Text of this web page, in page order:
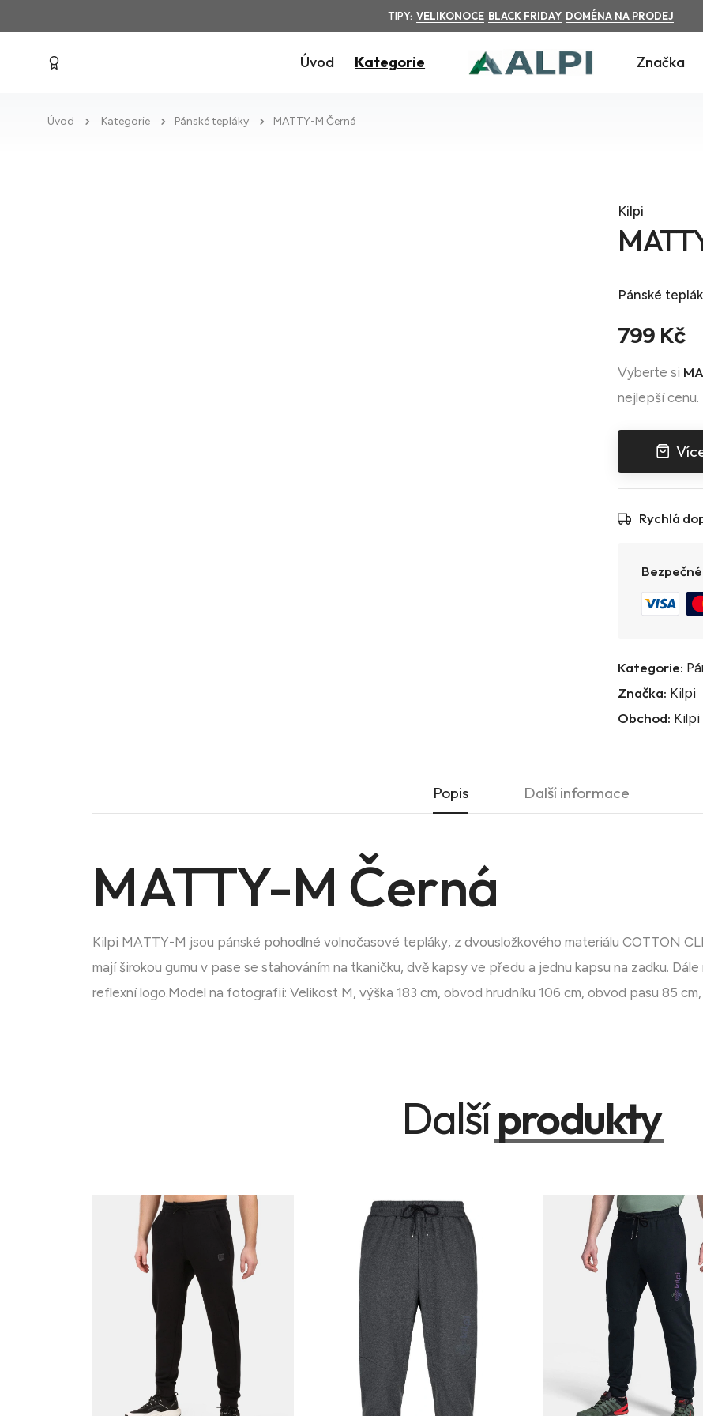
TIPY: VELIKONOCE BLACK FRIDAY DOMÉNA NA PRODEJ
Úvod Kategorie Značka
Úvod Kategorie Pánské tepláky MATTY-M Černá
Kilpi
Pánské
799 Kč
Vyberte si
nejlepší cenu.
Rychlá
Kategorie:
Značka: Kilpi
Obchod: Kilpi
Popis Další informace
MATTY-M Černá
Kilpi MATTY-M jsou pánské pohodlné volnočasové tepláky, z dvousložkového materiálu COTTON
mají širokou gumu v pase se stahováním na tkaničku, dvě kapsy ve předu a jednu kapsu na zadku.
reflexní logo.Model na fotografii: Velikost M, výška 183 cm, obvod hrudníku 106 cm, obvod pasu 85
Dalšíprodukty